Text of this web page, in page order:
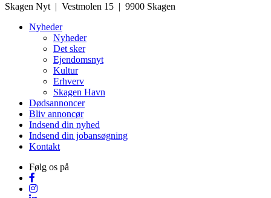
Skagen Nyt | Vestmolen 15 | 9900 Skagen
Nyheder
Nyheder
Det sker
Ejendomsnyt
Kultur
Erhverv
Skagen Havn
Dødsannoncer
Bliv annoncør
Indsend din nyhed
Indsend din jobansøgning
Kontakt
Følg os på